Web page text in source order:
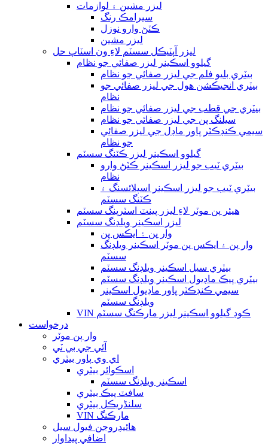
ليزر مشين ۽ لوازمات
سيرامڪ رنگ
ڪٽڻ وارو نوزل
ليزر مشين
ليزر آپٽيڪل سسٽم لاءِ ون اسٽاپ حل
گيلوو اسڪينر ليزر صفائي جو نظام
بيٽري بليو فلم جي ليزر صفائي جو نظام
بيٽري انجيڪشن هول جي ليزر صفائي جو
نظام
بيٽري جي قطب جي ليزر صفائي جو نظام
سيلنگ پن جي ليزر صفائي جو نظام
سيمي ڪنڊڪٽر پاور ماڊل جي ليزر صفائي
جو نظام
گيلوو اسڪينر ليزر ڪٽنگ سسٽم
بيٽري ٽيب جو ليزر اسڪينر ڪٽڻ وارو
نظام
بيٽري ٽيب جو ليزر اسڪينر اسپلائسنگ ۽
ڪٽنگ سسٽم
هيئر پن موٽر لاءِ ليزر پينٽ اسٽرپنگ سسٽم
ليزر اسڪينر ويلڊنگ سسٽم
وار پن ۽ ايڪس پن
وار پن ۽ ايڪس پن موٽر اسڪينر ويلڊنگ
سسٽم
بيٽري سيل اسڪينر ويلڊنگ سسٽم
بيٽري پيڪ ماڊيول اسڪينر ويلڊنگ سسٽم
سيمي ڪنڊڪٽر پاور ماڊيول اسڪينر
ويلڊنگ سسٽم
VIN ڪوڊ گيلوو اسڪينر ليزر مارڪنگ سسٽم
درخواست
وار پن موٽر
آئي جي بي ٽي
اي وي پاور بيٽري
اسڪوائر بيٽري
اسڪينر ويلڊنگ سسٽم
سافٽ پيڪ بيٽري
سلنڈريڪل بيٽري
VIN مارڪنگ
هائيڊروجن فيول سيل
اضافي پيداوار